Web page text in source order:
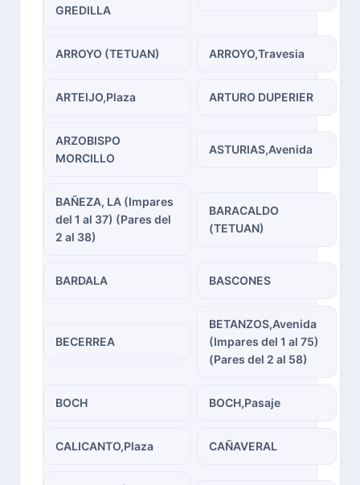
GREDILLA
ARROYO (TETUAN) ARROYO,Travesia
ARTEIJO,Plaza ARTURO DUPERIER
ARZOBISPO
MORCILLO
ASTURIAS,Avenida
BAÑEZA, LA (Impares
del 1 al 37) (Pares del
2 al 38)
BARACALDO
(TETUAN)
BARDALA BASCONES
BECERREA
BETANZOS,Avenida
(Impares del 1 al 75)
(Pares del 2 al 58)
BOCH BOCH,Pasaje
CALICANTO,Plaza CAÑAVERAL